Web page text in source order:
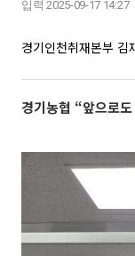
입력 2025-09-17 14:27
경기인천취재본부 김
경기농협 “앞으로